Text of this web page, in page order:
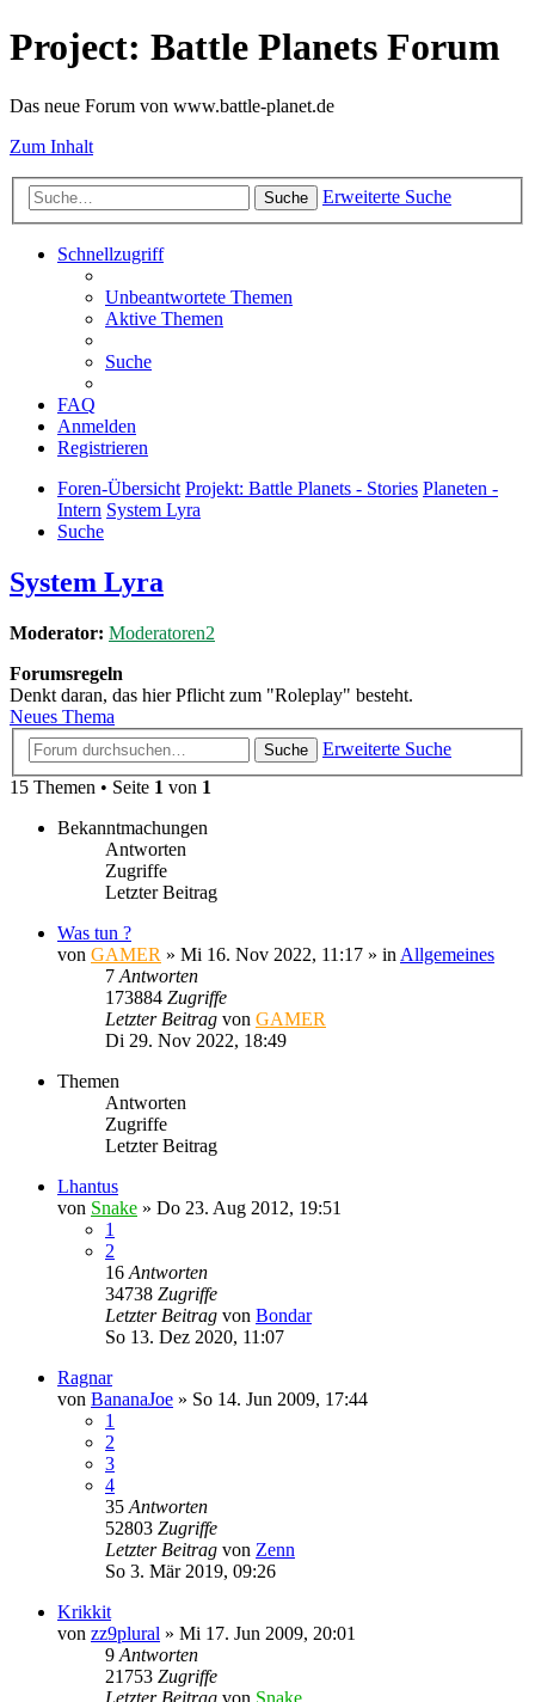
Project: Battle Planets Forum
Das neue Forum von www.battle-planet.de
Zum Inhalt
Suche Erweiterte Suche
Schnellzugriff
Unbeantwortete Themen
Aktive Themen
Suche
FAQ
Anmelden
Registrieren
Foren-Übersicht Projekt: Battle Planets - Stories Planeten -
Intern System Lyra
Suche
System Lyra
Moderator: Moderatoren2
Forumsregeln
Denkt daran, das hier Pflicht zum "Roleplay" besteht.
Neues Thema
Suche
Erweiterte Suche
15 Themen • Seite 1 von 1
Bekanntmachungen
Antworten
Zugriffe
Letzter Beitrag
Was tun ?
von GAMER » Mi 16. Nov 2022, 11:17 » in Allgemeines
7 Antworten
173884 Zugriffe
Letzter Beitrag von GAMER
Di 29. Nov 2022, 18:49
Themen
Antworten
Zugriffe
Letzter Beitrag
Lhantus
von Snake » Do 23. Aug 2012, 19:51
1
2
16 Antworten
34738 Zugriffe
Letzter Beitrag von Bondar
So 13. Dez 2020, 11:07
Ragnar
von BananaJoe » So 14. Jun 2009, 17:44
1
2
3
4
35 Antworten
52803 Zugriffe
Letzter Beitrag von Zenn
So 3. Mär 2019, 09:26
Krikkit
von zz9plural » Mi 17. Jun 2009, 20:01
9 Antworten
21753 Zugriffe
Letzter Beitrag von Snake